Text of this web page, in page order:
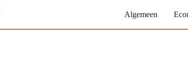
Algemeen